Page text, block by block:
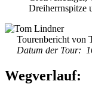
Dreiherrnspitze
Tourenbericht von
Datum der Tour:
Wegverlauf: